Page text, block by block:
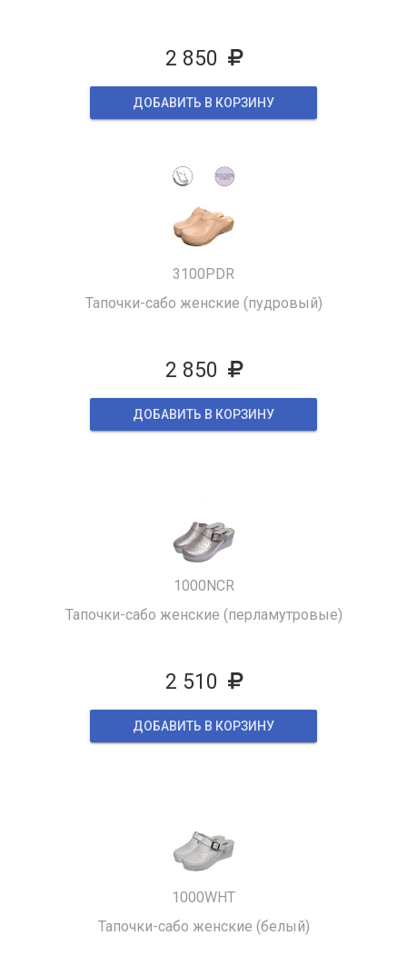
2 850
ДОБАВИТЬ В КОРЗИНУ
3100PDR
Тапочки-сабо женские (пудровый)
2 850
ДОБАВИТЬ В КОРЗИНУ
1000NCR
Тапочки-сабо женские (перламутровые)
2 510
ДОБАВИТЬ В КОРЗИНУ
1000WHT
Тапочки-сабо женские (белый)